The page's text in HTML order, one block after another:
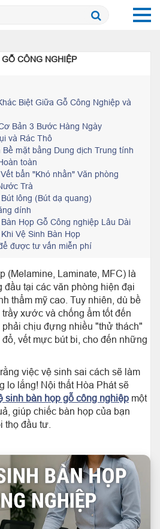
CÔNG NGHIỆP
Biệt Giữa Gỗ Công Nghiệp và
Bản 3 Bước Hàng Ngày
và Rác Thô
mặt bằng Dung dịch Trung tính
toàn
bẩn "Khó nhằn" Văn phòng
Trà
lông (Bút dạ quang)
dính
Họp Gỗ Công nghiệp Lâu Dài
Vệ Sinh Bàn Họp
được tư vấn miễn phí
(Melamine, Laminate, MFC) là
tại các văn phòng hiện đại
thẩm mỹ cao. Tuy nhiên, dù bề
xước và chống ẩm tốt đến
chịu đựng nhiều "thử thách"
vết mực bút bi, cho đến những
việc vệ sinh sai cách sẽ làm
lo lắng! Nội thất Hòa Phát sẽ
sinh bàn họp gỗ công nghiệp một
giúp chiếc bàn họp của bạn
thọ đầu tư.